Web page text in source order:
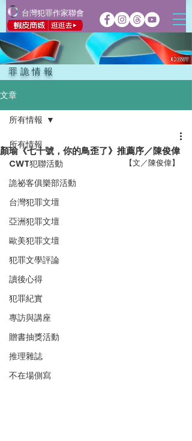
台灣犯罪作家聯會
罪詭情報
文章
所有情報
CWT犯聯活動
詭祕客俱樂部活動
台灣犯罪文壇
亞洲犯罪文壇
歐美犯罪文壇
犯罪文學評論
讀後心得
犯罪紀實
專訪與講座
贈書抽獎活動
推理雜誌
不在場側寫
所有情報
顏瑜《七十號，你的鳥歪了》推薦序／陳俊偉
【文／陳俊偉】